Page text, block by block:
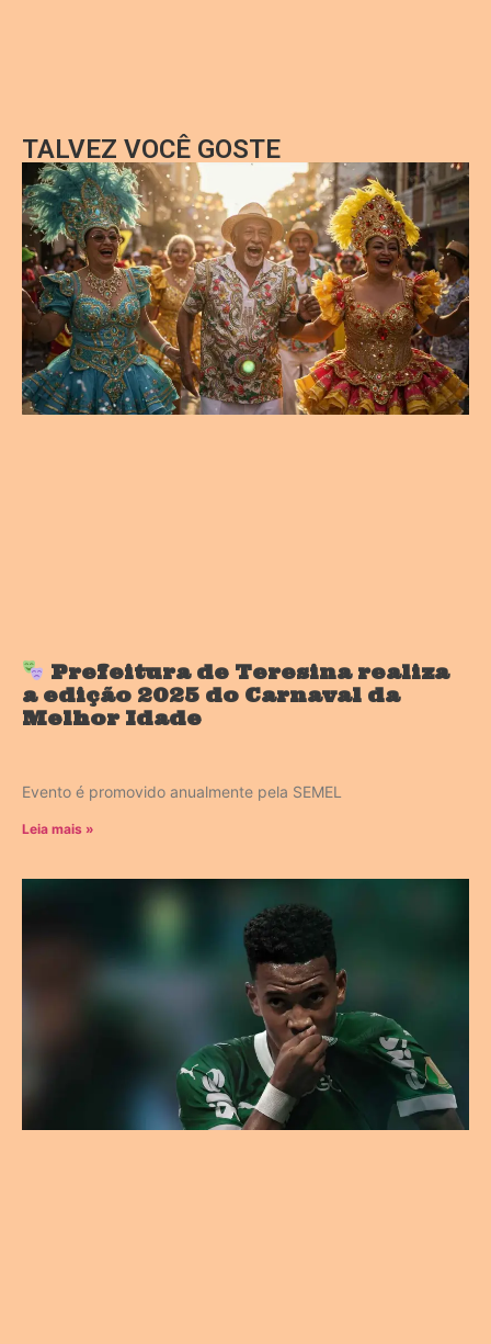
TALVEZ VOCÊ GOSTE
Prefeitura de Teresina realiza
a edição 2025 do Carnaval da
Melhor Idade
Evento é promovido anualmente pela SEMEL
Leia mais »